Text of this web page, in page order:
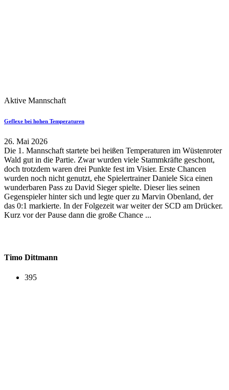
Aktive Mannschaft
Geflexe bei hohen Temperaturen
26. Mai 2026
Die 1. Mannschaft startete bei heißen Temperaturen im Wüstenroter
Wald gut in die Partie. Zwar wurden viele Stammkräfte geschont,
doch trotzdem waren drei Punkte fest im Visier. Erste Chancen
wurden noch nicht genutzt, ehe Spielertrainer Daniele Sica einen
wunderbaren Pass zu David Sieger spielte. Dieser lies seinen
Gegenspieler hinter sich und legte quer zu Marvin Obenland, der
das 0:1 markierte. In der Folgezeit war weiter der SCD am Drücker.
Kurz vor der Pause dann die große Chance ...
Timo Dittmann
395